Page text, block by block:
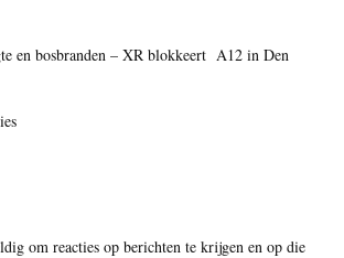
en bosbranden – XR blokkeert A12 in Den
om reacties op berichten te krijgen en op die